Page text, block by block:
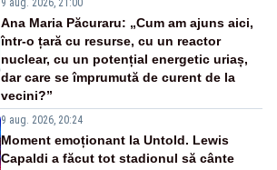
Ana Maria Păcuraru: „Cum am ajuns aici,
într-o țară cu resurse, cu un reactor
nuclear, cu un potențial energetic uriaș,
dar care se împrumută de curent de la
vecini?”
9 aug. 2026, 20:24
Moment emoționant la Untold. Lewis
Capaldi a făcut tot stadionul să cânte